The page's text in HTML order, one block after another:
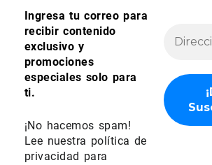
Ingresa tu correo para
recibir contenido
exclusivo y
promociones
especiales solo para
ti.
¡No hacemos spam!
Lee nuestra política de
privacidad para